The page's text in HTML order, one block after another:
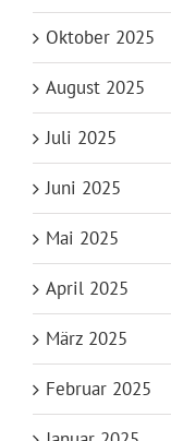
Oktober 2025
August 2025
Juli 2025
Juni 2025
Mai 2025
April 2025
März 2025
Februar 2025